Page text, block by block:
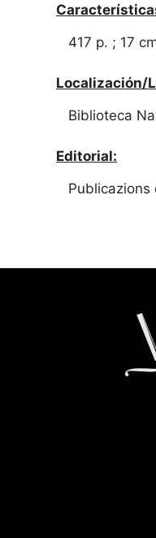
417 p. ; 17
Localización/
Biblioteca
Editorial:
Publicazions